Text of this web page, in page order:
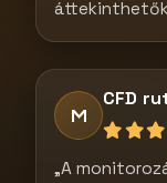
M
CFD
„A